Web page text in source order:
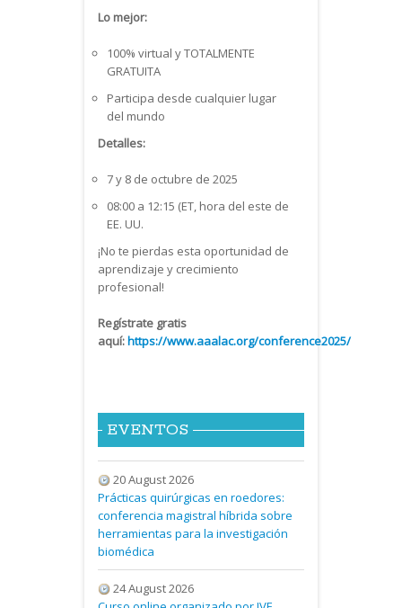
Lo mejor:
100% virtual y TOTALMENTE
GRATUITA
Participa desde cualquier lugar
del mundo
Detalles:
7 y 8 de octubre de 2025
08:00 a 12:15 (ET, hora del este de
EE. UU.
¡No te pierdas esta oportunidad de
aprendizaje y crecimiento
profesional!
Regístrate gratis
aquí: https://www.aaalac.org/conference2025/
EVENTOS
20 August 2026
Prácticas quirúrgicas en roedores:
conferencia magistral híbrida sobre
herramientas para la investigación
biomédica
24 August 2026